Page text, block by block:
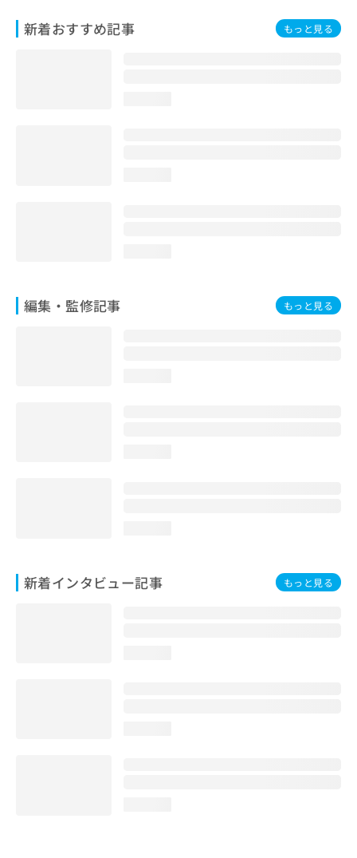
新着おすすめ記事 もっと見る
編集・監修記事 もっと見る
新着インタビュー記事 もっと見る
問